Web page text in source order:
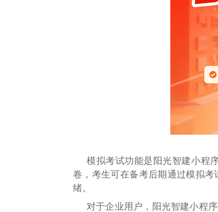
模拟考试功能是阳光智建小程
卷，考生可在备考后期通过模拟
绪。
对于企业用户，阳光智建小程